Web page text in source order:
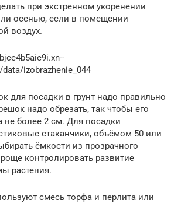
при экстренном укоренении
осенью, если в помещении
воздух.
izobrazhenie_044
для посадки в грунт надо правильно
надо обрезать, так чтобы его
не более 2 см. Для посадки
стаканчики, объёмом 50 или
ёмкости из прозрачного
контролировать развитие
растения.
смесь торфа и перлита или